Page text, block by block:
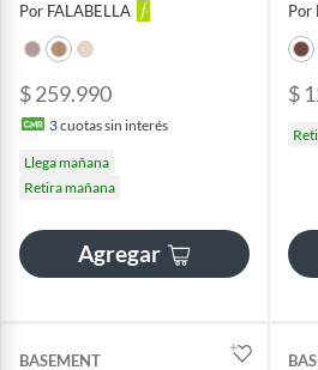
Por FALABELLA
$ 259.990
3cuotas sin interés
Llega mañana
Retira mañana
Agregar
Por
$
BASEMENT